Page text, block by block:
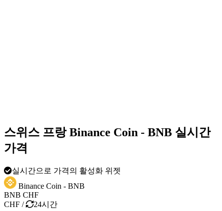
스위스 프랑 Binance Coin - BNB 실시간
가격
실시간으로 가격의 활성화 위젯
Binance Coin - BNB
BNB CHF
CHF /
24시간